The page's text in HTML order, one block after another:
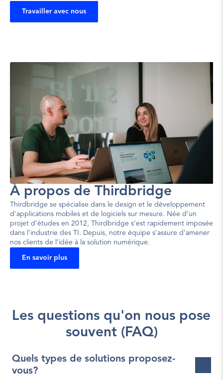
Travailler avec nous
À propos de Thirdbridge
Thirdbridge se spécialise dans le design et le développement
d'applications mobiles et de logiciels sur mesure. Née d’un
projet d’études en 2012, Thirdbridge s’est rapidement imposée
dans l’industrie des TI. Depuis, notre équipe s’assure d’amener
nos clients de l’idée à la solution numérique.
En savoir plus
Les questions qu'on nous pose
souvent (FAQ)
Quels types de solutions proposez-
vous?